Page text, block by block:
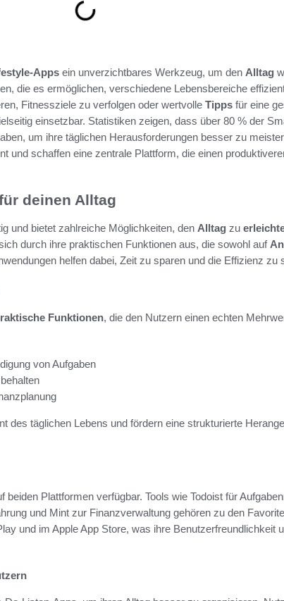
Apps ein unverzichtbares Werkzeug, um den Alltag
die es ermöglichen, verschiedene Lebensbereiche
Fitnessziele zu verfolgen oder wertvolle Tipps für eine
einsetzbar. Statistiken zeigen, dass über 80 % der
um ihre täglichen Herausforderungen besser zu
und schaffen eine zentrale Plattform, die einen
deinen Alltag
und bietet zahlreiche Möglichkeiten, den Alltag zu
durch ihre praktischen Funktionen aus, die sowohl auf
helfen dabei, Zeit zu sparen und die Effizienz zu
Funktionen, die den Nutzern einen echten
von Aufgaben
des täglichen Lebens und fördern eine strukturierte
beiden Plattformen verfügbar. Tools wie Todoist für
und Mint zur Finanzverwaltung gehören zu den
und im Apple App Store, was ihre Benutzerfreundlichkeit